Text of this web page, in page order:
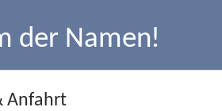
der Namen!
Anfahrt